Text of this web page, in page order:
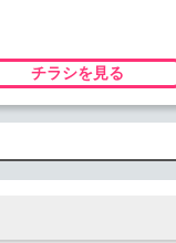
チラシを見る